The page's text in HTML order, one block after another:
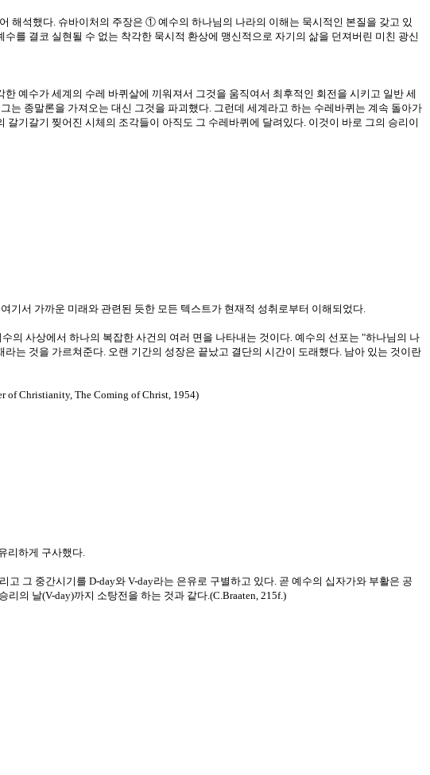
해석했다. 슈바이처의 주장은 ① 예수의 하나님의 나라의 이해는 묵시적인 본질을 갖고 있
를 결코 실현될 수 없는 착각한 묵시적 환상에 맹신적으로 자기의 삶을 던져버린 미친 광신
예수가 세계의 수레 바퀴살에 끼워져서 그것을 움직여서 최후적인 회전을 시키고 일반 세
종말론을 가져오는 대신 그것을 파괴했다. 그런데 세계라고 하는 수레바퀴는 계속 돌아가
기갈기 찢어진 시체의 조각들이 아직도 그 수레바퀴에 달려있다. 이것이 바로 그의 승리이
기서 가까운 미래와 관련된 듯한 모든 텍스트가 현재적 성취로부터 이해되었다.
의 사상에서 하나의 복잡한 사건의 여러 면을 나타내는 것이다. 예수의 선포는 "하나님의 나
는 것을 가르쳐준다. 오랜 기간의 성장은 끝났고 결단의 시간이 도래했다. 남아 있는 것이란
of Christianity, The Coming of Christ, 1954)
리하게 구사했다.
그 중간시기를 D-day와 V-day라는 은유로 구별하고 있다. 곧 예수의 십자가와 부활은 공
의 날(V-day)까지 소탕전을 하는 것과 같다.(C.Braaten, 215f.)